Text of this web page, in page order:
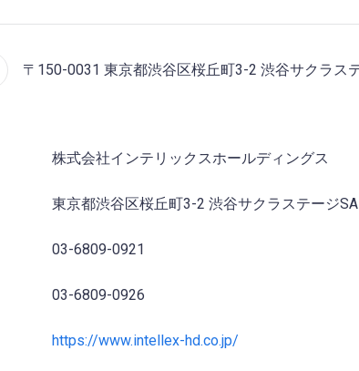
〒150-0031 東京都渋谷区桜丘町3-2 渋谷サクラス
株式会社インテリックスホールディングス
東京都渋谷区桜丘町3-2 渋谷サクラステージ
03-6809-0921
03-6809-0926
https://www.intellex-hd.co.jp/